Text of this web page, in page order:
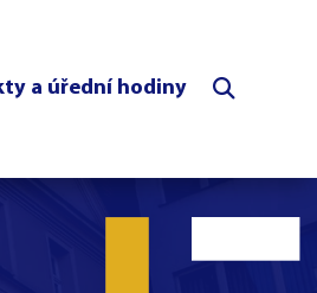
a úřední hodiny